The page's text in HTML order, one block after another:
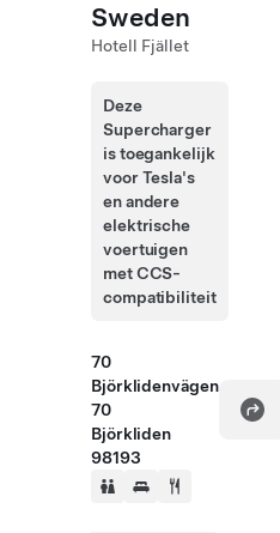
Sweden
Hotell Fjället
Deze
Supercharger
is toegankelijk
voor Tesla's
en andere
elektrische
voertuigen
met CCS-
compatibiliteit
70
Björklidenvägen
70
Björkliden
98193